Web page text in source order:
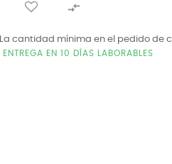

La cantidad mínima en el pedido de
ENTREGA EN 10 DÍAS LABORABLES